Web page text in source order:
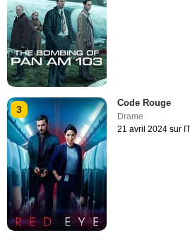
3
Code Rouge
Drame
21 avril 2024 sur